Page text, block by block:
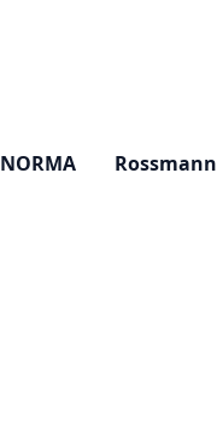
NORMA Rossmann